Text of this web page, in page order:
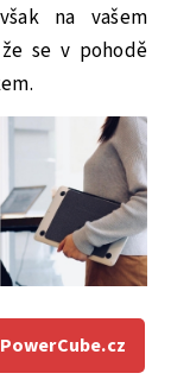
na vašem
se v pohodě